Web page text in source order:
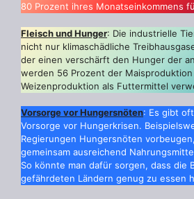
80 Prozent ihres Monatseinkommens
Fleisch und Hunger: Die industrielle
nicht nur klimaschädliche
der einen verschärft den Hunger der
werden 56 Prozent der
Weizenproduktion als Futtermittel
Vorsorge vor Hungersnöten: Es gibt
Vorsorge vor Hungerkrisen.
Regierungen Hungersnöten
gemeinsam ausreichend
So könnte man dafür sorgen, dass die
gefährdeten Ländern genug zu essen